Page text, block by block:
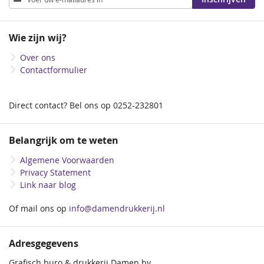
u
op
nieuwsbrief
Wie zijn wij?
Over ons
Contactformulier
Direct contact? Bel ons op 0252-232801
Belangrijk om te weten
Algemene Voorwaarden
Privacy Statement
Link naar blog
Of mail ons op info@damendrukkerij.nl
Adresgegevens